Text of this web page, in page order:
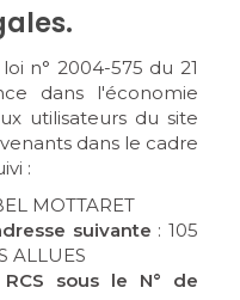
n° 2004-575 du 21
dans l'économie
utilisateurs du site
dans le cadre
:
MOTTARET
suivante : 105
ALLUES
sous le N° de